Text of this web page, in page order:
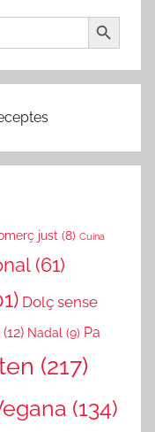
Search Button
just (8) Cuina
(61)
Dolç sense
(12) Nadal (9) Pa
(217)
(134)